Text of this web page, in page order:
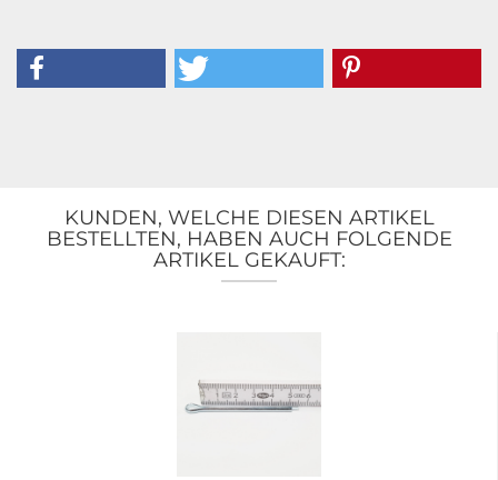
KUNDEN, WELCHE DIESEN ARTIKEL
BESTELLTEN, HABEN AUCH FOLGENDE
ARTIKEL GEKAUFT: